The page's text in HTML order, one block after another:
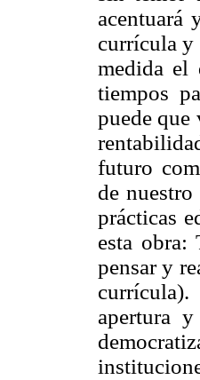
acentuará
currícula y
medida el
tiempos
puede que
futuro
de
prácticas
esta obra:
pensar y
apertura